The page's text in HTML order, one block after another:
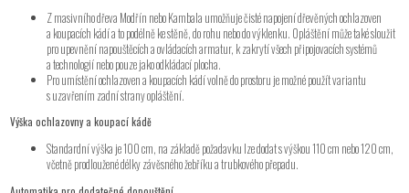
Z masivního dřeva Modřín nebo Kambala umožňuje čisté napojení dřevěných ochlazoven
a koupacích kádí a to podélně ke stěně, do rohu nebo do výklenku. Opláštění může také sloužit
pro upevnění napouštěcích a ovládacích armatur, k zakrytí všech připojovacích systémů
a technologií nebo pouze jako odkládací plocha.
Pro umístění ochlazoven a koupacích kádí volně do prostoru je možné použít variantu
s uzavřením zadní strany opláštění.
Výška ochlazovny a koupací kádě
Standardní výška je 100 cm, na základě požadavku lze dodat s výškou 110 cm nebo 120 cm,
včetně prodloužené délky závěsného žebříku a trubkového přepadu.